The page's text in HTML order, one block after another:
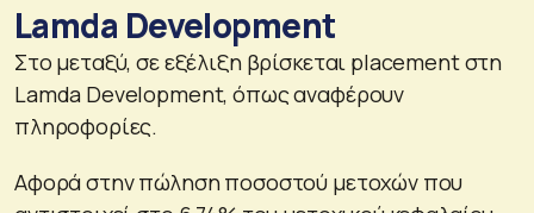
Lamda Development
Στο μεταξύ, σε εξέλιξη βρίσκεται placement στη
Lamda Development, όπως αναφέρουν
πληροφορίες.
Αφορά στην πώληση ποσοστού μετοχών που